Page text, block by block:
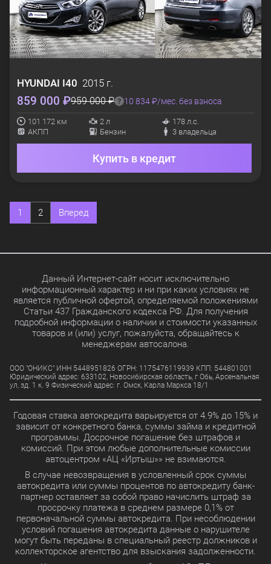
HYUNDAI I40 2015 г.
859 000 ₽959 000 ₽ 10 834 ₽/мес. без взноса
101 172 км 2 л
178 л.с.
АКПП
Бензин 3 владельца
Купить в кредит
1 2 Вперед
Данный Интернет-сайт носит исключительно
информационный характер и ни при каких условиях не
является публичной офертой, определяемой положениями
Статьи 437 Гражданского кодекса РФ. Для получения
подробной информации о наличии и стоимости указанных
товаров и (или) услуг, пожалуйста, обращайтесь к
менеджерам автосалона.
ООО "ОНИКС" ИНН 5448951826 ОГРН: 1175476119939 КПП: 544801001
Юридический адрес: 633102, Новосибирская область, г Обь, Арсенальная
ул, зд. 1 к. 9 Физический адрес: г. Омск, Карла Маркса 18/1
Годовая ставка автокредита варьируется от 4.9% до 15% и
зависит от конкретного банка, суммы займа и кредитной
программы. Досрочное погашение без штрафов и
комиссий. При этом любые дополнительные комиссии
автоцентром «АЦ «Иртыш»» не взимаются.
В случае невозвращения в условленный срок суммы
автокредита или суммы процентов по автокредиту банк-
партнер оставляет за собой право начислить штраф за
просрочку платежа в среднем размере 0,1% от
первоначальной суммы автокредита. При несоблюдении
условий погашения автокредита данные о нарушителе
могут быть переданы в специальный реестр должников и
коллекторское агентство для взыскания задолженности.